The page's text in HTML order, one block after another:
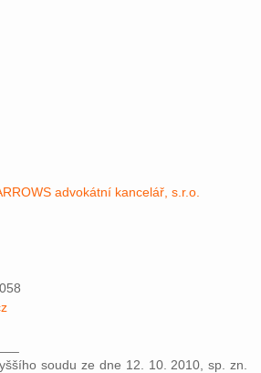
advokátní kancelář, s.r.o.
soudu ze dne 12. 10. 2010, sp. zn.